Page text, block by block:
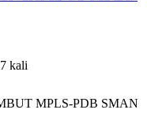
kali
MPLS-PDB SMAN